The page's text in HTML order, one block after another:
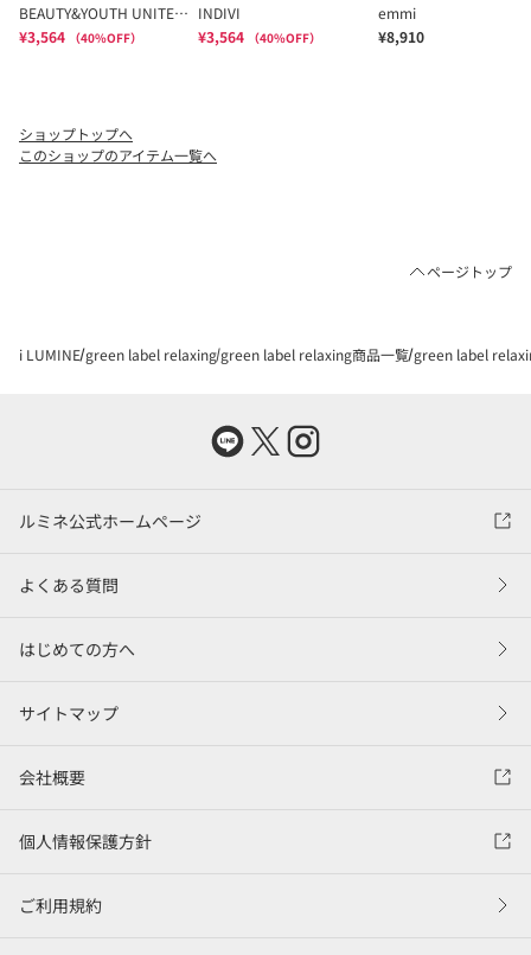
ショップトップへ
このショップのアイテム一覧へ
ページトップ
i LUMINE green label relaxing green label relaxing商品一覧 green label
ルミネ公式ホームページ
よくある質問
はじめての方へ
サイトマップ
会社概要
個人情報保護方針
ご利用規約